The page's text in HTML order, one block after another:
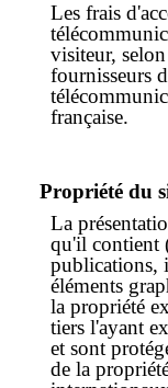
Les frais
visiteur,
fournisseurs
française.
Propriété du
La
qu'il contient
publications,
éléments
la propriété
tiers l'ayant
et sont
de la